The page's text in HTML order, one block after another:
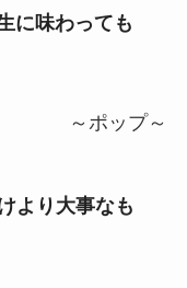
に味わっても
～ポップ～
より大事なも